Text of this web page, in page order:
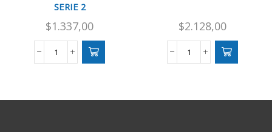
SERIE 2
$1.337,00
CRUCIGRAMAS
2
$2.128,00
SUDOKUS